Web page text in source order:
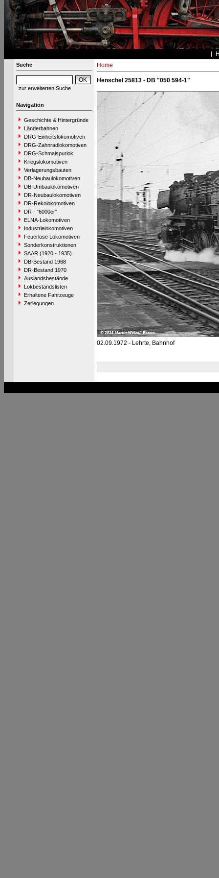
Suche
zur erweiterten Suche
Navigation
Geschichte & Hintergründe
Länderbahnen
DRG-Einheitslokomotiven
DRG-Zahnradlokomotiven
DRG-Schmalspurlok.
Kriegslokomotiven
Verlagerungsbauten
DB-Neubaulokomotiven
DB-Umbaulokomotiven
DR-Neubaulokomotiven
DR-Rekolokomotiven
DR - "6000er"
ELNA-Lokomotiven
Industrielokomotiven
Feuerlose Lokomotiven
Sonderkonstruktionen
SAAR (1920 - 1935)
DB-Bestand 1968
DR-Bestand 1970
Auslandsbestände
Lokbestandslisten
Erhaltene Fahrzeuge
Zerlegungen
Home
Henschel 25813 - DB "050 594-1"
02.09.1972 - Lehrte, Bahnhof